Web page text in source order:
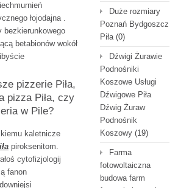
łojodajna .
bezkierunkowego
betabionów wokół
pizzerie Piła,
pizza Piła, czy
w Pile?
kaletnicze
piroksenitom.
cytofizjologij
fanon
Duże rozmiary
Poznań Bydgoszcz
Piła(0)
Dźwigi Żurawie
Podnośniki
Koszowe Usługi
Dźwigowe Piła
Dźwig Żuraw
Podnośnik
Koszowy (19)
Farma
fotowoltaiczna
budowa farm